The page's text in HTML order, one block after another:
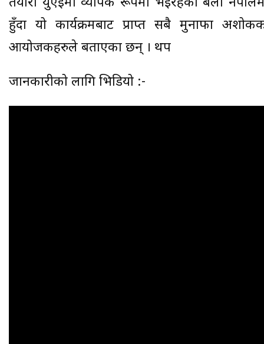
हुँदा यो कार्यक्रमबाट प्राप्त सबै मुनाफा
आयोजकहरुले बताएका छन् । थप
जानकारीको लागि भिडियो :-